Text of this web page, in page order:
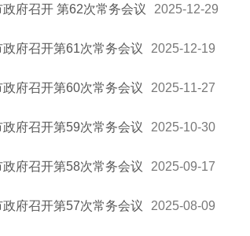
政府召开 第62次常务会议 2025-12-29
政府召开第61次常务会议 2025-12-19
政府召开第60次常务会议 2025-11-27
政府召开第59次常务会议 2025-10-30
政府召开第58次常务会议 2025-09-17
政府召开第57次常务会议 2025-08-09